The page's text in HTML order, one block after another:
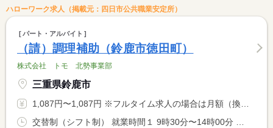
ハローワーク求人（掲載元：四日市公共職業安定所）
パート・アルバイト
（請）調理補助（鈴鹿市徳田町）
株式会社 トモ 北勢事業部
三重県鈴鹿市
1,087円〜1,087円 ※フルタイム求人の場合は月額（換算額）、パート求人の場合は時間額を表示しています。
交替制（シフト制） 就業時間１ 9時30分〜14時00分 就業時間２ 10時00分〜14時30分 就業時間３ 9時00分〜13時30分